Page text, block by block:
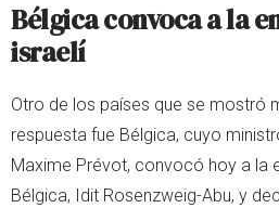
Bélgica convoca a la
israelí
Otro de los países que se mostró
respuesta fue Bélgica, cuyo
Maxime Prévot, convocó hoy a la
Bélgica, Idit Rosenzweig-Abu, y